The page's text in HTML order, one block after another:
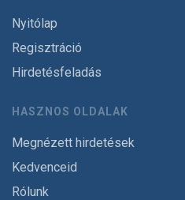
Nyitólap
Regisztráció
Hirdetésfeladás
HASZNOS OLDALAK
Megnézett hirdetések
Kedvenceid
Rólunk